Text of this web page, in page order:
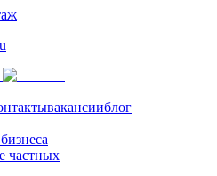
вакансииблог
частных